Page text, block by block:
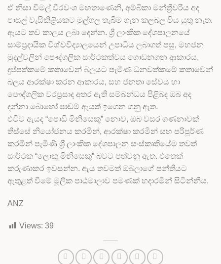
ඒ නිසා විමල් වීරවංශ මහතාණෙනි, අම්බිකා මන්ත්‍රීවරිය අද
පාසල් වැසිකිළියකට මුල්ගල තැබීම ගැන කලබල විය යුතු නැත.
ඇයට තව කාලය ලබා දෙන්න. ශ්‍රී ලාංකික දේශපාලනයේ
සාම්ප්‍රදායික විශ්වවිද්‍යාලයෙන් උපාධිය ලබාගත් පසු, මහජන
මුදල්වලින් පෞද්ගලික සාර්ථකත්වය ගොඩනගන ආකාරය,
දුප්පත්කමේ කතාවෙන් බලයට පැමිණ ධනවත්කමේ කතාවෙන්
බලය ආරක්ෂා කරන ආකාරය, සහ ජනතා සේවය හා
පෞද්ගලික වරප්‍රසාද අතර ඇති සම්බන්ධය පිළිබඳ ඔබ අද
දන්නා බොහෝ පාඩම් ඇයත් ඉගෙන ගනු ඇත.
එවිට ඇයද “පොඩි මිනිසෙකු” නොව, ඔබ වසර ගණනාවක්
තිස්සේ නියෝජනය කරමින්, ආරක්ෂා කරමින් සහ පරිපූර්ණ
කරමින් පැමිණි ශ්‍රී ලාංකික දේශපාලන සංස්කෘතියේම තවත්
සාර්ථක “ලොකු මිනිසෙකු” බවට පත්වනු ඇත. එතෙක්
කරුණාකර ඉවසන්න. ඇය තවමත් ඔබලාගේ පන්තියට
ඇතුළත් වීමේ මූලික පාඨමාලාව පමණක් හදාරමින් සිටින්නීය.
ANZ
Views: 39